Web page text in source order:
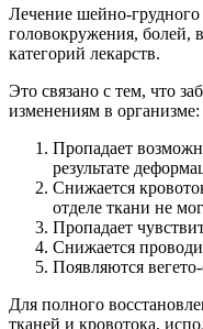
Лечение шейно-грудного
головокружения, болей,
категорий лекарств.
Это связано с тем, что
изменениям в организме:
Пропадает
результате
Снижается
отделе ткани не
Пропадает
Снижается
Появляются
Для полного
тканей и кровотока,